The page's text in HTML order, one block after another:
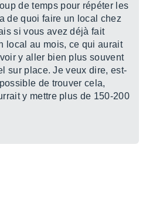
de temps pour répéter les
de quoi faire un local chez
si vous avez déjà fait
local au mois, ce qui aurait
y aller bien plus souvent
sur place. Je veux dire, est-
de trouver cela,
y mettre plus de 150-200